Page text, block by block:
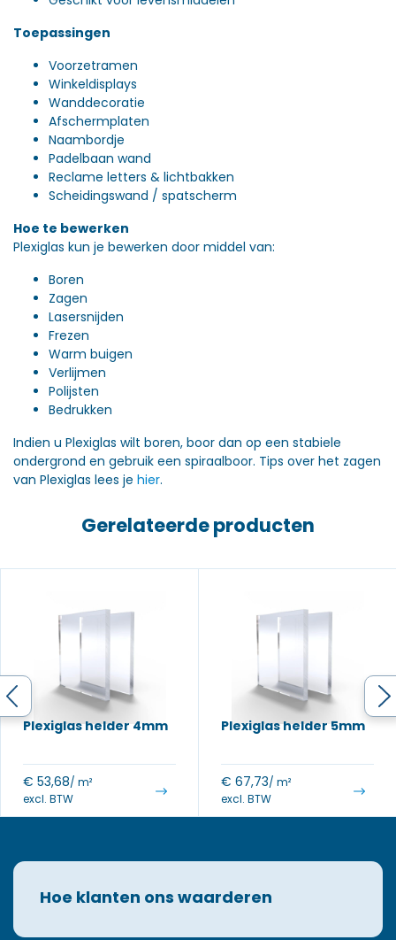
Toepassingen
Voorzetramen
Winkeldisplays
Wanddecoratie
Afschermplaten
Naambordje
Padelbaan wand
Reclame letters & lichtbakken
Scheidingswand / spatscherm
Hoe te bewerken
Plexiglas kun je bewerken door middel van:
Boren
Zagen
Lasersnijden
Frezen
Warm buigen
Verlijmen
Polijsten
Bedrukken
Indien u Plexiglas wilt boren, boor dan op een stabiele
ondergrond en gebruik een spiraalboor. Tips over het zagen
van Plexiglas lees je hier.
Gerelateerde producten
Plexiglas helder 4mm
€ 53,68/ m²
excl. BTW
Plexiglas helder 5mm
€ 67,73/ m²
excl. BTW
Hoe klanten ons waarderen